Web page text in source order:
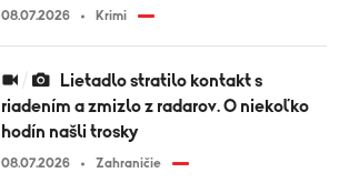
08.07.2026 Krimi
riadením a zmizlo z radarov. O niekoľko
hodín našli trosky
08.07.2026 Zahraničie